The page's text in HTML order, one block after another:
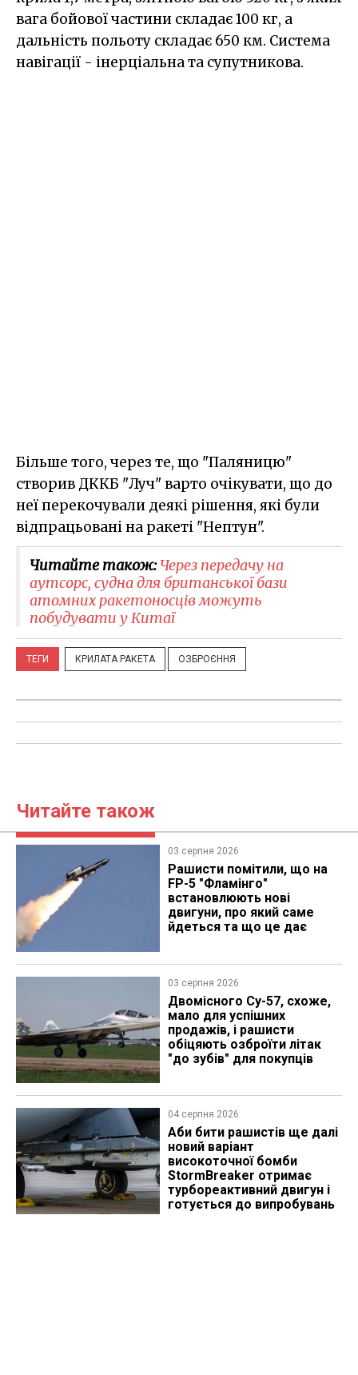
вага бойової частини складає 100 кг, а
дальність польоту складає 650 км. Система
навігації - інерціальна та супутникова.
Більше того, через те, що "Паляницю"
створив ДККБ "Луч" варто очікувати, що до
неї перекочували деякі рішення, які були
відпрацьовані на ракеті "Нептун".
Читайте також:Через передачу на
аутсорс, судна для британської бази
атомних ракетоносців можуть
побудувати у Китаї
ТЕГИ КРИЛАТА РАКЕТА ОЗБРОЄННЯ
Читайте також
03 серпня 2026
Рашисти помітили, що на
FP-5 "Фламінго"
встановлюють нові
двигуни, про який саме
йдеться та що це дає
03 серпня 2026
Двомісного Су-57, схоже,
мало для успішних
продажів, і рашисти
обіцяють озброїти літак
"до зубів" для покупців
04 серпня 2026
Аби бити рашистів ще далі
новий варіант
високоточної бомби
StormBreaker отримає
турбореактивний двигун і
готується до випробувань